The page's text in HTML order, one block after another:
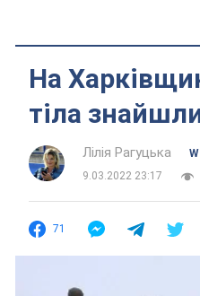
На
тіла
Лілія Рагуцька
9.03.2022 23:17
71